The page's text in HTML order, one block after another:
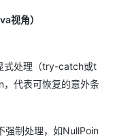
视角）
式处理（try-catch或t
代表可恢复的意外条
制处理，如NullPoin